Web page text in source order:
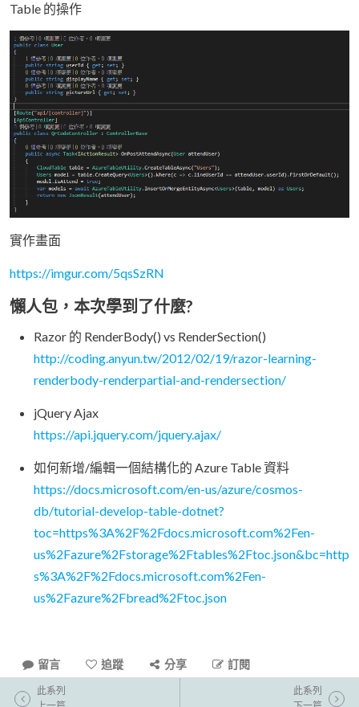
Table 的操作
實作畫面
https://imgur.com/5qsSzRN
懶人包，本次學到了什麼?
Razor 的 RenderBody() vs RenderSection()
http://coding.anyun.tw/2012/02/19/razor-learning-
renderbody-renderpartial-and-rendersection/
jQuery Ajax
https://api.jquery.com/jquery.ajax/
如何新增/編輯一個結構化的 Azure Table 資料
https://docs.microsoft.com/en-us/azure/cosmos-
db/tutorial-develop-table-dotnet?
toc=https%3A%2F%2Fdocs.microsoft.com%2Fen-
us%2Fazure%2Fstorage%2Ftables%2Ftoc.json&bc=http
s%3A%2F%2Fdocs.microsoft.com%2Fen-
us%2Fazure%2Fbread%2Ftoc.json
留言 追蹤 分享 訂閱
此系列
此系列